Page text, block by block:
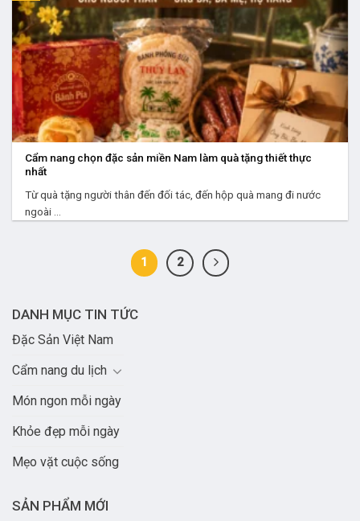
Cẩm nang chọn đặc sản miền Nam làm quà tặng thiết thực
nhất
Từ quà tặng người thân đến đối tác, đến hộp quà mang đi nước
ngoài ...
1 2
DANH MỤC TIN TỨC
Đặc Sản Việt Nam
Cẩm nang du lịch
Món ngon mỗi ngày
Khỏe đẹp mỗi ngày
Mẹo vặt cuộc sống
SẢN PHẨM MỚI